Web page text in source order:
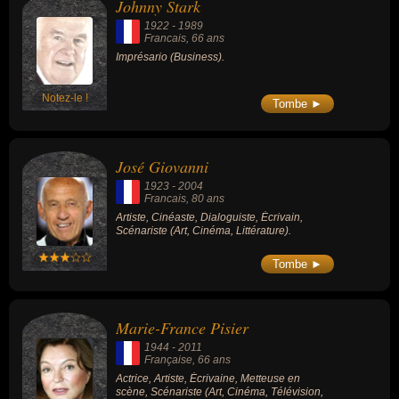
de France Olympique avec qui il remporte
les jeux olympiques de 1984 puis de l'équipe
de France à la retraite de Michel Hidalgo
occupant ce poste de 1984 à 1989. Il devient
ensuite notamment entraîneur du Paris
Notez-le !
Johnny Stark
1922 - 1989
Francais , 66 ans
Imprésario (Business).
Tombe ►
José Giovanni
1923 - 2004
Francais, 80 ans
Artiste, Cinéaste, Dialoguiste, Écrivain,
Scénariste (Art, Cinéma, Littérature).
Tombe ►
Marie-France Pisier
1944 - 2011
Française, 66 ans
Actrice, Artiste, Écrivaine, Metteuse en
scène, Scénariste (Art, Cinéma, Télévision,